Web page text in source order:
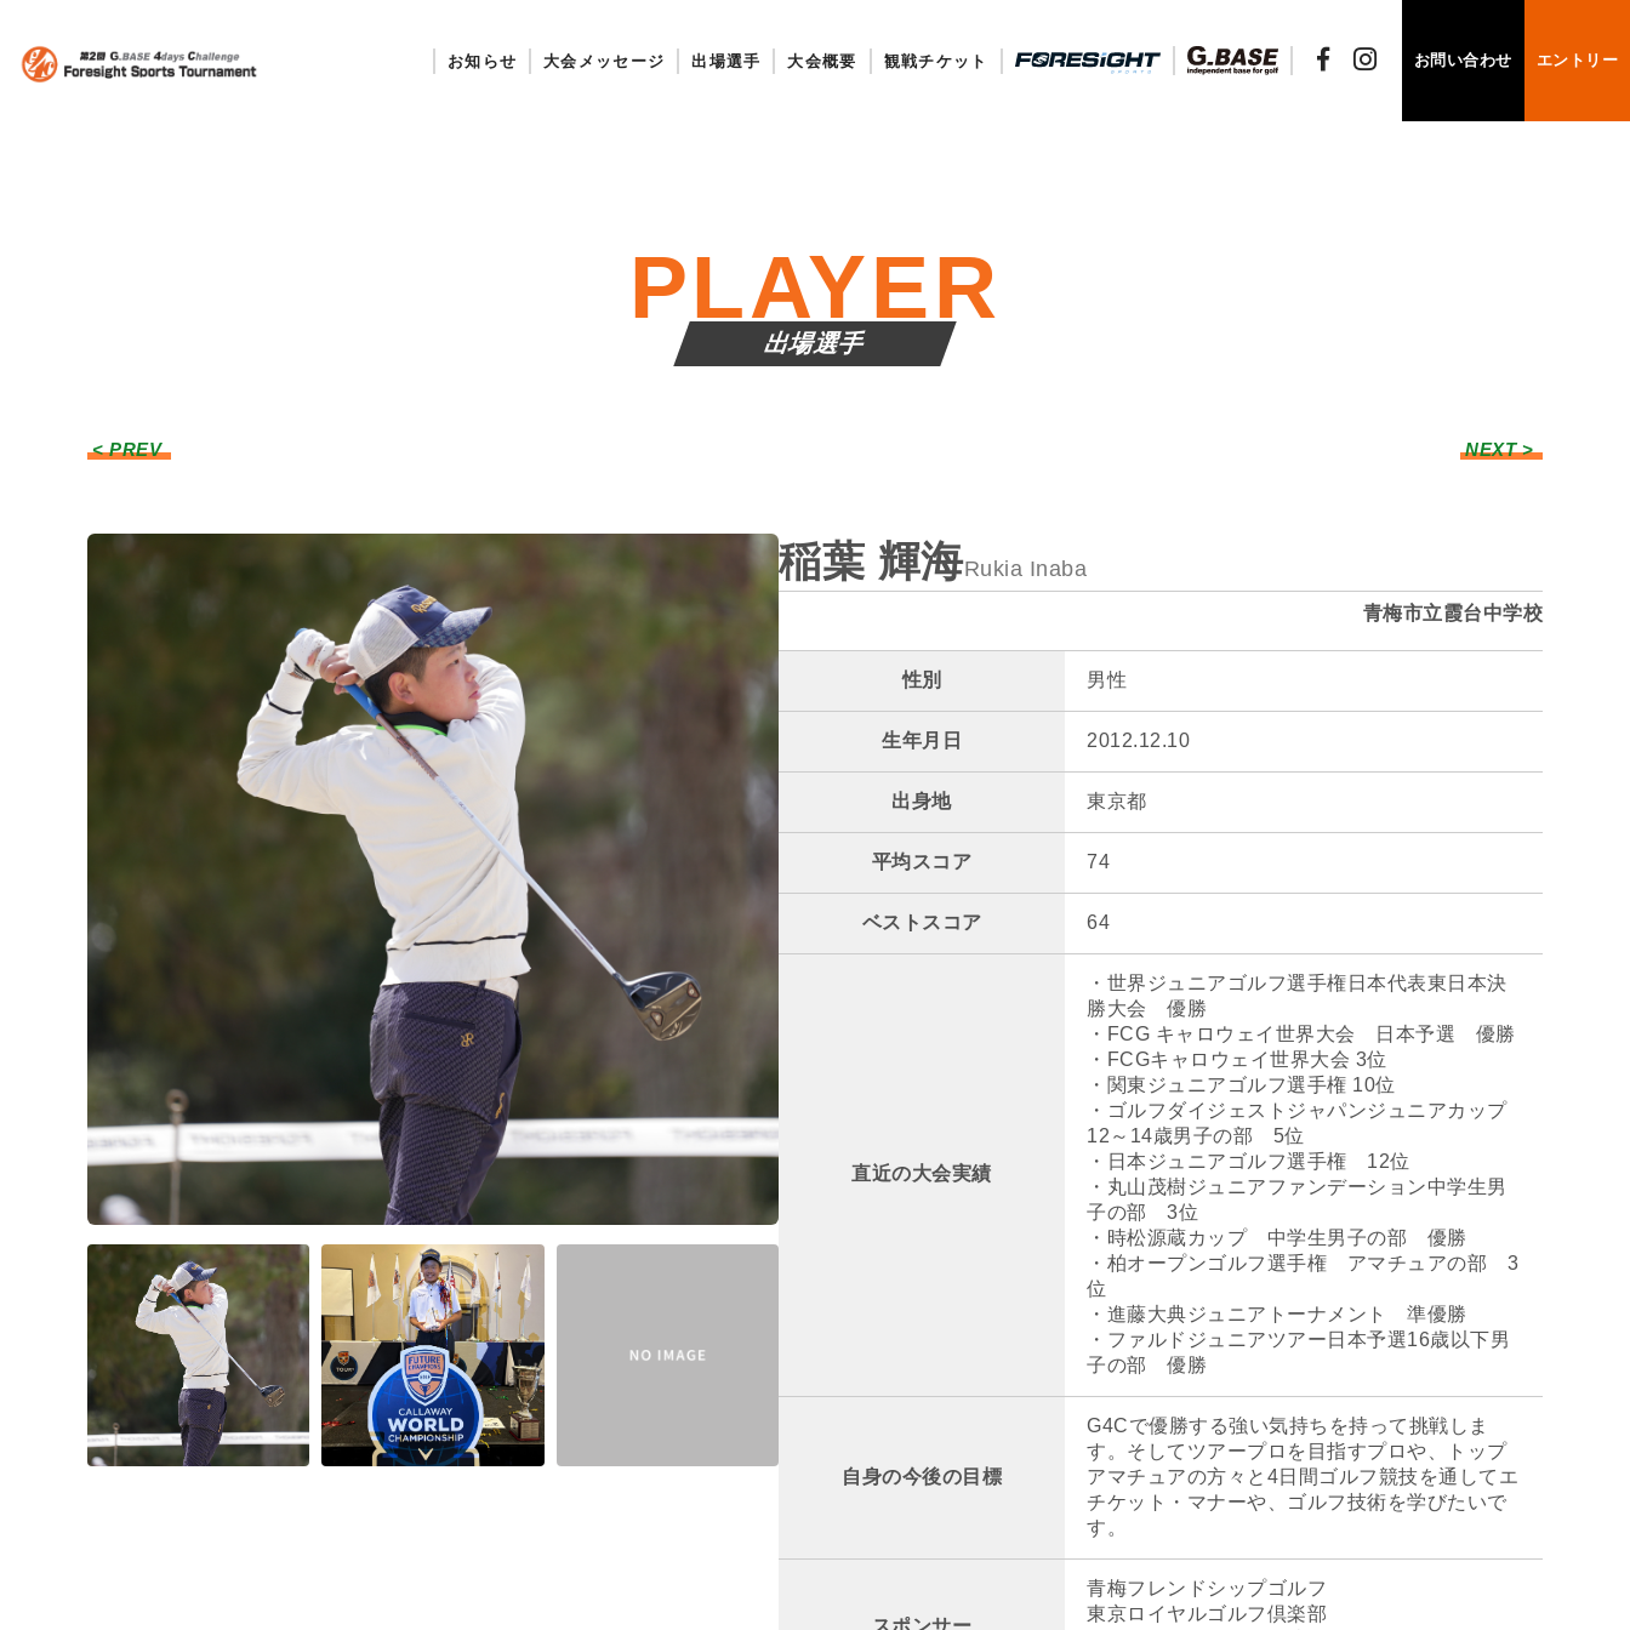
お知らせ 大会メッセージ 出場選手 大会概要 観戦チケット お問い合わせ エントリー
PLAYER
出場選手
< PREV NEXT >
稲葉 輝海Rukia Inaba
青梅市立霞台中学校
性別 男性
生年月日 2012.12.10
出身地 東京都
平均スコア 74
ベストスコア 64
直近の大会実績
・世界ジュニアゴルフ選手権日本代表東日本決
勝大会 優勝
・FCG キャロウェイ世界大会 日本予選 優勝
・FCGキャロウェイ世界大会 3位
・関東ジュニアゴルフ選手権 10位
・ゴルフダイジェストジャパンジュニアカップ
12～14歳男子の部 5位
・日本ジュニアゴルフ選手権 12位
・丸山茂樹ジュニアファンデーション中学生男
子の部 3位
・時松源蔵カップ 中学生男子の部 優勝
・柏オープンゴルフ選手権 アマチュアの部 3
位
・進藤大典ジュニアトーナメント 準優勝
・ファルドジュニアツアー日本予選16歳以下男
子の部 優勝
自身の今後の目標
G4Cで優勝する強い気持ちを持って挑戦しま
す。そしてツアープロを目指すプロや、トップ
アマチュアの方々と4日間ゴルフ競技を通してエ
チケット・マナーや、ゴルフ技術を学びたいで
す。
スポンサー
青梅フレンドシップゴルフ
東京ロイヤルゴルフ倶楽部